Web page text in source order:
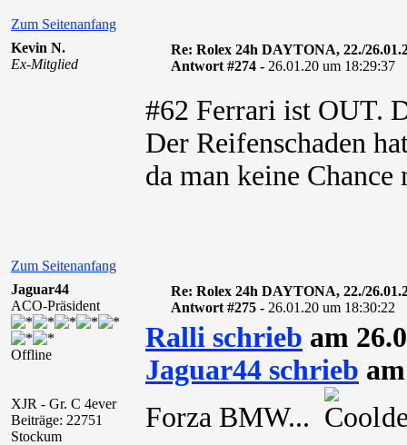
Zum Seitenanfang
Kevin N.
Ex-Mitglied
Re: Rolex 24h DAYTONA, 22./
Antwort #274 - 26.01.20 um 18:29:37
#62 Ferrari ist OUT.
Der Reifenschaden
da man keine
Zum Seitenanfang
Jaguar44
ACO-Präsident
Offline
XJR - Gr. C 4ever
Beiträge: 22751
Stockum
Re: Rolex 24h DAYTONA, 22./
Antwort #275 - 26.01.20 um 18:30:22
Ralli schrieb am
Jaguar44 schrieb
Forza BMW...